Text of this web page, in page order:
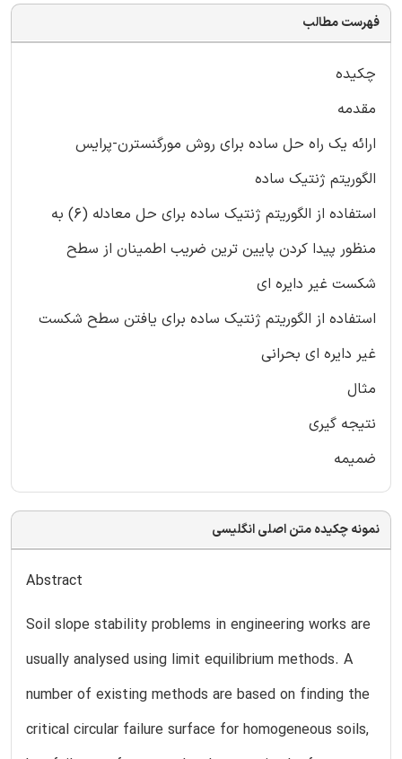
فهرست مطالب
چکیده
مقدمه
ارائه یک راه حل ساده برای روش مورگنسترن-پرایس
الگوریتم ژنتیک ساده
استفاده از الگوریتم ژنتیک ساده برای حل معادله (6) به
منظور پیدا کردن پایین ترین ضریب اطمینان از سطح
شکست غیر دایره ای
استفاده از الگوریتم ژنتیک ساده برای یافتن سطح شکست
غیر دایره ای بحرانی
مثال
نتیجه گیری
ضمیمه
نمونه چکیده متن اصلی انگلیسی
Abstract
Soil slope stability problems in engineering works are
usually analysed using limit equilibrium methods. A
number of existing methods are based on finding the
critical circular failure surface for homogeneous soils,